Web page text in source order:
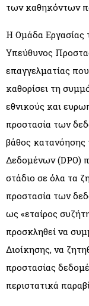
των καθηκόντων
Η Ομάδα Εργασίας
Υπεύθυνος
επαγγελματίας
καθορίσει τη
εθνικούς και
προστασία των
βάθος κατανόησης
Δεδομένων (DPO)
στάδιο σε όλα τα
προστασία των
ως «εταίρος
προσκληθεί να
Διοίκησης, να
προστασίας
περιστατικά